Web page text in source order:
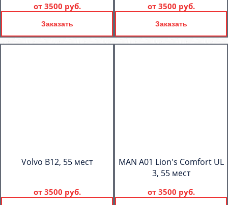
от 3500 руб.
Заказать
от 3500 руб.
Заказать
Volvo B12, 55 мест
от 3500 руб.
MAN A01 Lion's Comfort UL
3, 55 мест
от 3500 руб.